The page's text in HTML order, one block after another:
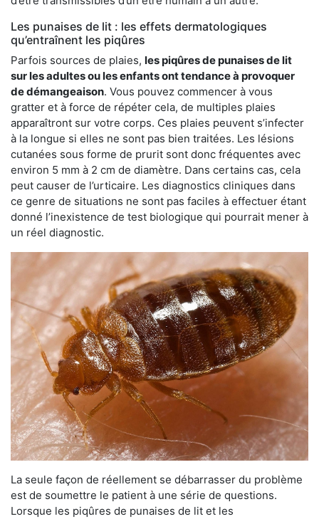
Les punaises de lit : les effets dermatologiques
qu’entraînent les piqûres
Parfois sources de plaies, les piqûres de punaises de lit
sur les adultes ou les enfants ont tendance à provoquer
de démangeaison. Vous pouvez commencer à vous
gratter et à force de répéter cela, de multiples plaies
apparaîtront sur votre corps. Ces plaies peuvent s’infecter
à la longue si elles ne sont pas bien traitées. Les lésions
cutanées sous forme de prurit sont donc fréquentes avec
environ 5 mm à 2 cm de diamètre. Dans certains cas, cela
peut causer de l’urticaire. Les diagnostics cliniques dans
ce genre de situations ne sont pas faciles à effectuer étant
donné l’inexistence de test biologique qui pourrait mener à
un réel diagnostic.
La seule façon de réellement se débarrasser du problème
est de soumettre le patient à une série de questions.
Lorsque les piqûres de punaises de lit et les